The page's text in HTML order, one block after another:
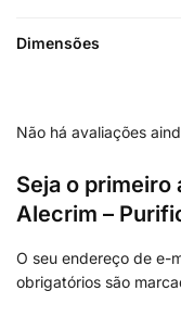
Dimensões
Não há avaliações
Seja o primeiro
Alecrim –
O seu endereço de e-
obrigatórios são